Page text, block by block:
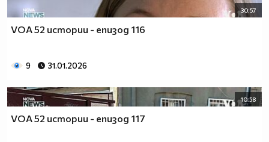
30:57
VOA 52 истории - епизод 116
9 31.01.2026
10:58
VOA 52 истории - епизод 117